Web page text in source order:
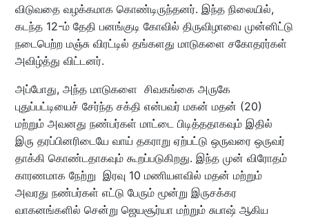
விடுவதை வழக்கமாக கொண்டிருந்தனர். இந்த நிலையில்,
கடந்த 12-ம் தேதி பனங்குடி கோவில் திருவிழாவை முன்னிட்டு
நடைபெற்ற மஞ்சு விரட்டில் தங்களது மாடுகளை சகோதரர்கள்
அவிழ்த்து விட்டனர்.
அப்போது, அந்த மாடுகளை சிவகங்கை அருகே
புதுப்பட்டியைச் சேர்ந்த சக்தி என்பவர் மகன் மதன் (20)
மற்றும் அவனது நண்பர்கள் மாட்டை பிடித்ததாகவும் இதில்
இரு தரப்பினரிடையே வாய் தகராறு ஏற்பட்டு ஒருவரை ஒருவர்
தாக்கி கொண்டதாகவும் கூறப்படுகிறது. இந்த முன் விரோதம்
காரணமாக நேற்று இரவு 10 மணியளவில் மதன் மற்றும்
அவரது நண்பர்கள் எட்டு பேரும் மூன்று இருசக்கர
வாகனங்களில் சென்று ஜெயசூர்யா மற்றும் சுபாஷ் ஆகிய